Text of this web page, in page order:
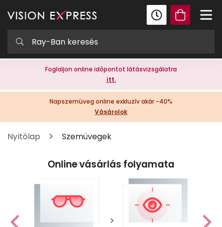
Foglaljon online időpontot látásvizsgálatra
itt.
Napszemüveg online exkluzív akár -40%
Vásárolok
Nyitólap Szemüvegek
Online vásárlás folyamata